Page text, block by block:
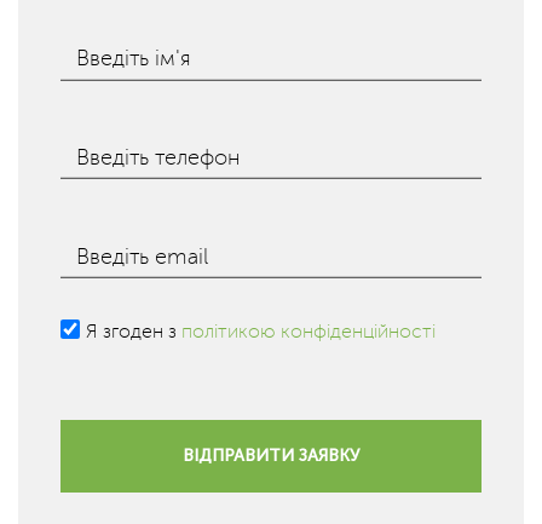
Введіть ім'я
Введіть телефон
Введіть email
Я згоден з політикою конфіденційності
ВІДПРАВИТИ ЗАЯВКУ